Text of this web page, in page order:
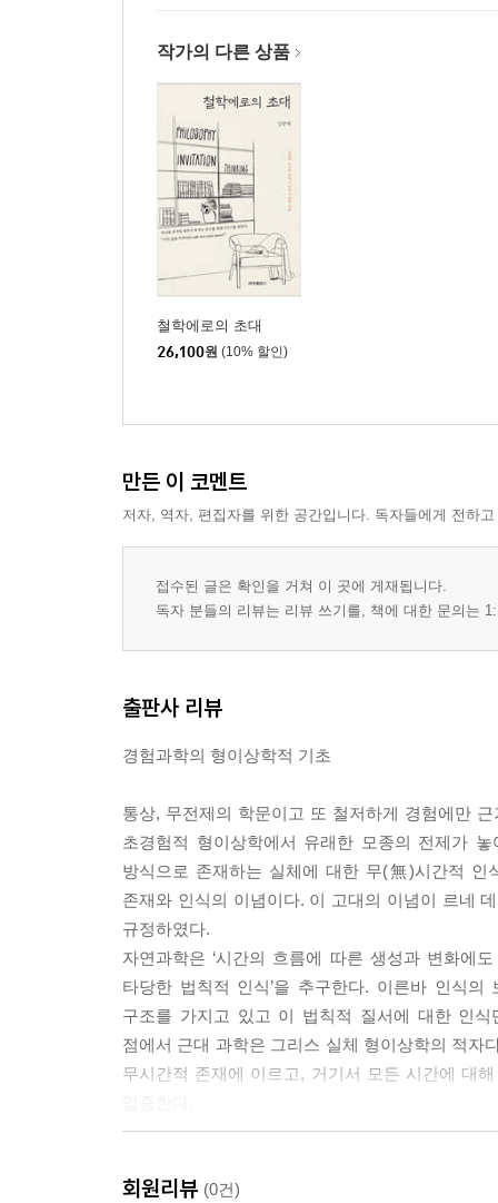
4.2 제작술과 테크네
4.3 실천적 학문과 프로네시스
4.4 관조적 학문과 테오리아
4.5 에피스테메의 분류와 학문의 분류
II 과학의 형이상학적 기초
5장 그리스 실체 형이상학으로부터 과학 정신의 탄
5.1 에피스테메와 독사
6.1 데카르트의 회의와 주관주의 형이상학의 생성
6.1.1 우연성의 제거와 실체성의 추구로서의 회의
6.1.2 두 유한 실체 - ‘생각하는 것’과 ‘연장을 갖는 것
6.2 상으로서의 세계와 세계 자체
III 정신과학이 갈 길
7장 인간의 위기로서의 정신과학의 위기
8장 정신과학과 ‘역사적’ 이해―빌헬름 딜타이
8.1 정신과학의 구획
8.1.1 자연과 인간 - 분리된 두 대상인가
8.1.2 현실성의 이중 구성
8.1.3 체험과 이해
8.2 정신과학의 방법 - 이해
8.2.1 삶과 과학의 사이에서 철학하기
8.2.2 역사적 이해의 논리 구조
8.3.2 이해의 한계 - 딜타이는 독단론자인가
작가의 다른 상품
철학에로의 초대
26,100원 (10% 할인)
만든 이 코멘트
저자, 역자, 편집자를 위한 공간입니다. 독자들에게 전하
접수된 글은 확인을 거쳐 이 곳에 게재됩니다.
독자 분들의 리뷰는 리뷰 쓰기를, 책에 대한 문의는
출판사 리뷰
경험과학의 형이상학적 기초
통상, 무전제의 학문이고 또 철저하게 경험에만
초경험적 형이상학에서 유래한 모종의 전제가
방식으로 존재하는 실체에 대한 무(無)시간적
존재와 인식의 이념이다. 이 고대의 이념이 르네
규정하였다.
자연과학은 ‘시간의 흐름에 따른 생성과 변화에
타당한 법칙적 인식’을 추구한다. 이른바 인식
구조를 가지고 있고 이 법칙적 질서에 대한 인
점에서 근대 과학은 그리스 실체 형이상학의 적자
무시간적 존재에 이르고, 거기서 모든 시간에 대
회원리뷰 (0건)